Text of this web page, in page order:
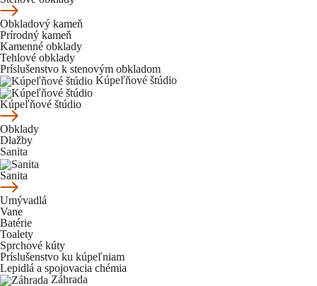
Obkladový kameň
Prírodný kameň
Kamenné obklady
Tehlové obklady
Príslušenstvo k stenovým obkladom
Kúpeľňové štúdio
Kúpeľňové štúdio
Obklady
Dlažby
Sanita
Sanita
Umývadlá
Vane
Batérie
Toalety
Sprchové kúty
Príslušenstvo ku kúpeľniam
Lepidlá a spojovacia chémia
Záhrada